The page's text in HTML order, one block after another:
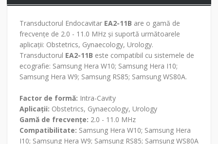
Transductorul Endocavitar EA2-11B are o gamă de
frecvențe de 2.0 - 11.0 MHz și suportă următoarele
aplicații: Obstetrics, Gynaecology, Urology.
Transductorul EA2-11B este compatibil cu sistemele de
ecografie: Samsung Hera W10; Samsung Hera I10;
Samsung Hera W9; Samsung RS85; Samsung WS80A.
Factor de formă: Intra-Cavity
Aplicații: Obstetrics, Gynaecology, Urology
Gamă de frecvențe: 2.0 - 11.0 MHz
Compatibilitate: Samsung Hera W10; Samsung Hera
I10; Samsung Hera W9; Samsung RS85; Samsung WS80A